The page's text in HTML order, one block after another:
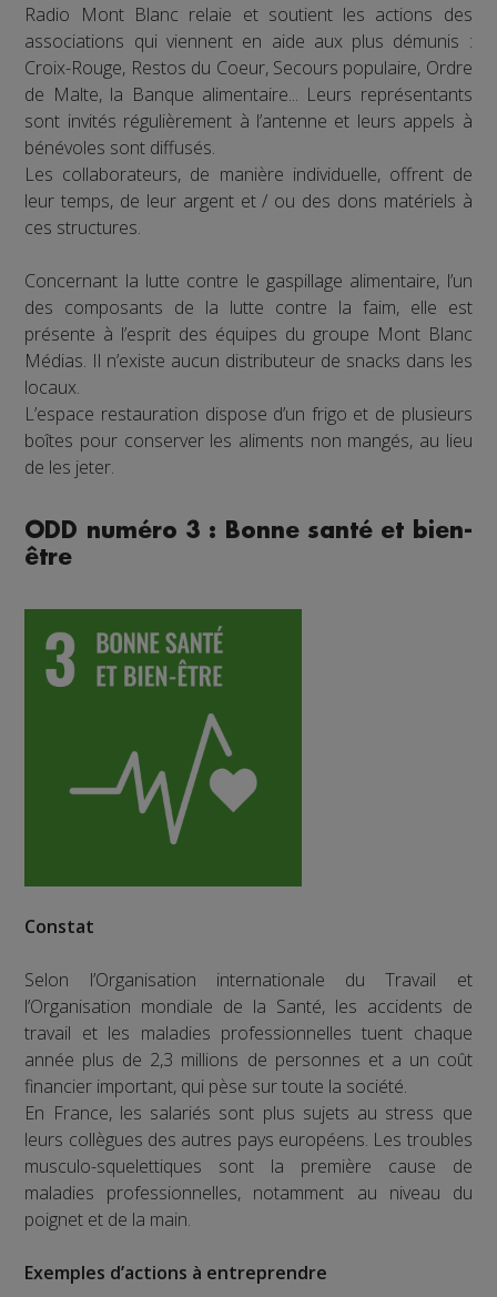
Radio Mont Blanc relaie et soutient les actions des
associations qui viennent en aide aux plus démunis :
Croix-Rouge, Restos du Coeur, Secours populaire, Ordre
de Malte, la Banque alimentaire... Leurs représentants
sont invités régulièrement à l’antenne et leurs appels à
bénévoles sont diffusés.
Les collaborateurs, de manière individuelle, offrent de
leur temps, de leur argent et / ou des dons matériels à
ces structures.
Concernant la lutte contre le gaspillage alimentaire, l’un
des composants de la lutte contre la faim, elle est
présente à l’esprit des équipes du groupe Mont Blanc
Médias. Il n’existe aucun distributeur de snacks dans les
locaux.
L’espace restauration dispose d’un frigo et de plusieurs
boîtes pour conserver les aliments non mangés, au lieu
de les jeter.
ODD numéro 3 : Bonne santé et bien-
être
Constat
Selon l’Organisation internationale du Travail et
l’Organisation mondiale de la Santé, les accidents de
travail et les maladies professionnelles tuent chaque
année plus de 2,3 millions de personnes et a un coût
financier important, qui pèse sur toute la société.
En France, les salariés sont plus sujets au stress que
leurs collègues des autres pays européens. Les troubles
musculo-squelettiques sont la première cause de
maladies professionnelles, notamment au niveau du
poignet et de la main.
Exemples d’actions à entreprendre